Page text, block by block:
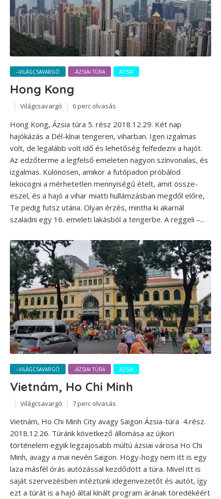
--VILÁGCSAVARGÓ -ÁZSIAI TÚRA ÁZSIA
Hong Kong
Világcsavargó 6 perc olvasás
Hong Kong, Ázsia túra 5. rész 2018.12.29. Két nap
hajókázás a Dél-kínai tengeren, viharban. Igen izgalmas
volt, de legalább volt idő és lehetőség felfedezni a hajót.
Az edzőterme a legfelső emeleten nagyon színvonalas, és
izgalmas. Különösen, amikor a futópadon próbálod
lekocogni a mérhetetlen mennyiségű ételt, amit össze-
eszel, és a hajó a vihar miatti hullámzásban megdől előre,
Te pedig futsz utána. Olyan érzés, mintha ki akarnál
szaladni egy 16. emeleti lakásból a tengerbe. A reggeli –...
--VILÁGCSAVARGÓ -ÁZSIAI TÚRA ÁZSIA
Vietnám, Ho Chi Minh
Világcsavargó 7 perc olvasás
Vietnám, Ho Chi Minh City avagy Saigon Ázsia-túra 4.rész.
2018.12.26. Túránk következő állomása az újkori
történelem egyik legzajosabb múltú ázsiai városa Ho Chi
Minh, avagy a mai nevén Saigon. Hogy-hogy nem itt is egy
laza másfél órás autózással kezdődött a túra. Mivel itt is
saját szervezésben intéztünk idegenvezetőt és autót, így
ezt a túrát is a hajó által kínált program árának töredékéért